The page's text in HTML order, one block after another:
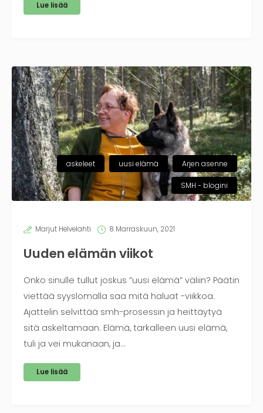
Lue lisää
askeleet uusi elämä Arjen asenne
SMH - blogini
Marjut Helvelahti 8 Marraskuun, 2021
Uuden elämän viikot
Onko sinulle tullut joskus ”uusi elämä” väliin? Päätin
viettää syyslomalla saa mitä haluat -viikkoa.
Ajattelin selvittää smh-prosessin ja heittäytyä
sitä askeltamaan. Elämä, tarkalleen uusi elämä,
tuli ja vei mukanaan, ja…
Lue lisää